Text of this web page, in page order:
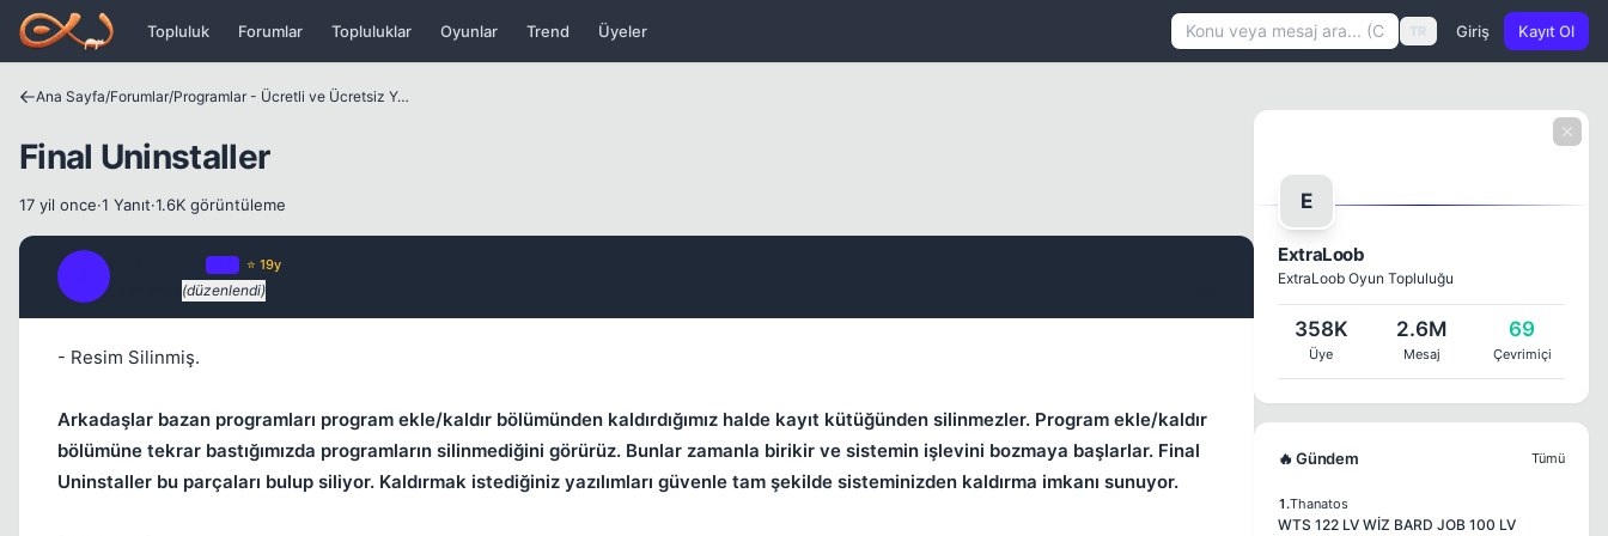
Icerige atla
Topluluk Forumlar Topluluklar Oyunlar Trend Üyeler TR Giriş Kayıt Ol
Ana Sayfa/Forumlar/ Programlar - Ücretli ve Ücretsiz Yazılımlar
Final Uninstaller
17 yil once·1 Yanıt·1.6K görüntüleme
⭐ 19y
(düzenlendi)
- Resim Silinmiş.
Arkadaşlar bazan programları program ekle/kaldır bölümünden kaldırdığımız halde kayıt kütüğünden silinmezler. Program ekle/kaldır
bölümüne tekrar bastığımızda programların silinmediğini görürüz. Bunlar zamanla birikir ve sistemin işlevini bozmaya başlarlar. Final
Uninstaller bu parçaları bulup siliyor. Kaldırmak istediğiniz yazılımları güvenle tam şekilde sisteminizden kaldırma imkanı sunuyor.
E
ExtraLoob
ExtraLoob Oyun Topluluğu
358K
Üye
2.6M
Mesaj
69
Çevrimiçi
🔥 Gündem Tümü
1.Thanatos
WTS 122 LV WİZ BARD JOB 100 LV